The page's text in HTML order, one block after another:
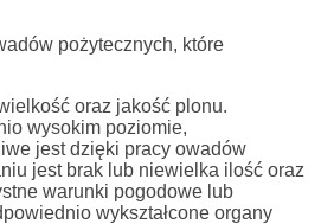
pożytecznych, które
oraz jakość plonu.
wysokim poziomie,
jest dzięki pracy owadów
jest brak lub niewielka ilość oraz
warunki pogodowe lub
wykształcone organy